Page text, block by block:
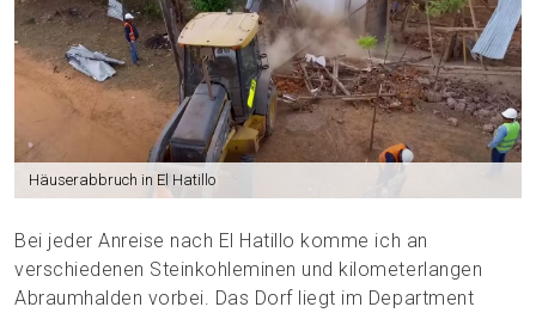
Häuserabbruch in El Hatillo
Bei jeder Anreise nach El Hatillo komme ich an
verschiedenen Steinkohleminen und kilometerlangen
Abraumhalden vorbei. Das Dorf liegt im Department